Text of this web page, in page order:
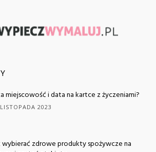
miejscowość i data na kartce z życzeniami?
2023
wybierać zdrowe produkty spożywcze na